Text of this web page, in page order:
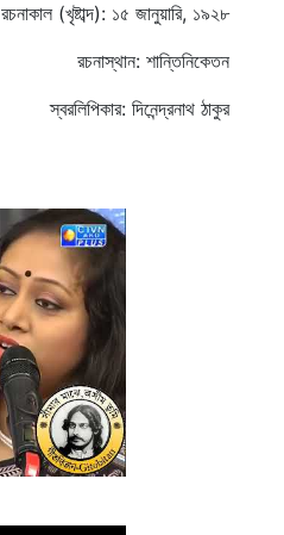
রচনাকাল (খৃষ্টাব্দ): ১৫ জানুয়ারি, ১৯২৮
রচনাস্থান: শান্তিনিকেতন
স্বরলিপিকার: দিনেন্দ্রনাথ ঠাকুর